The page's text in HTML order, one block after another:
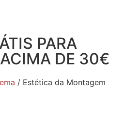
PARA
DE 30€
/ Estética da Montagem